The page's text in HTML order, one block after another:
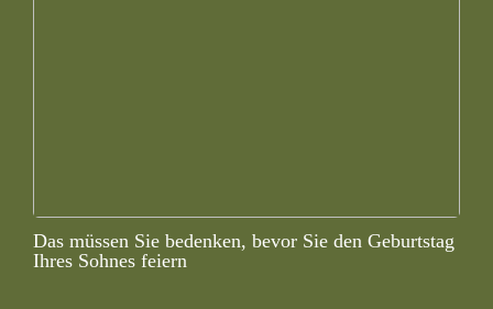
Das müssen Sie bedenken, bevor Sie den Geburtstag
Ihres Sohnes feiern